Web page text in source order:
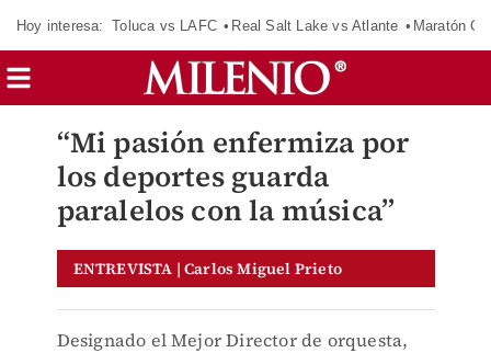
Hoy interesa: Toluca vs LAFC Real Salt Lake vs Atlante Maratón
“Mi pasión enfermiza por
los deportes guarda
paralelos con la música”
ENTREVISTA | Carlos Miguel Prieto
Designado el Mejor Director de orquesta,